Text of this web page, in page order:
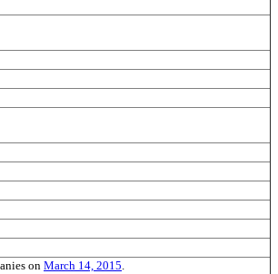
on March 14, 2015.